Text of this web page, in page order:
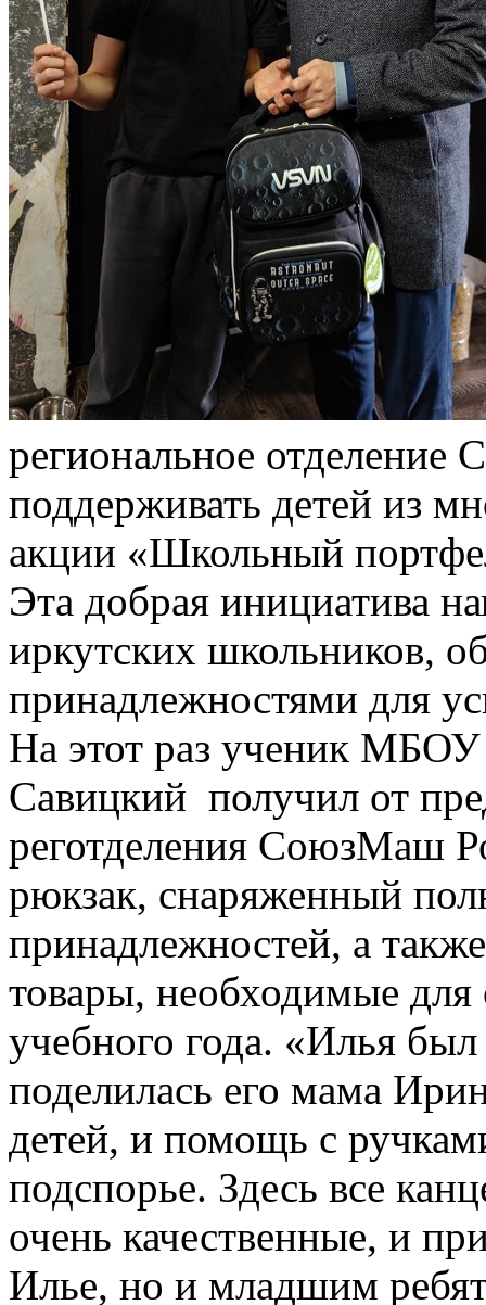
региональное
поддерживать детей из
акции «Школьный
Эта добрая инициатива
иркутских школьников,
принадлежностями для
На этот раз ученик
Савицкий получил от
реготделения СоюзМаш
рюкзак, снаряженный
принадлежностей, а
товары, необходимые для
учебного года. «Илья
поделилась его мама
детей, и помощь с
подспорье. Здесь все
очень качественные, и
Илье, но и младшим